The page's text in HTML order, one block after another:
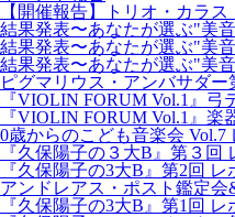
【開催報告】トリオ・カラ
結果発表〜あなたが選ぶ"美
結果発表〜あなたが選ぶ"美
結果発表〜あなたが選ぶ"美
ピグマリウス・アンバサダ
『VIOLIN FORUM Vol.1』
『VIOLIN FORUM Vol.1』
0歳からのこども音楽会 Vol.7
『久保陽子の３大B』第３回
『久保陽子の3大B』第2回 レ
アンドレアス・ポスト鑑定会
『久保陽子の3大B』第1回 レ